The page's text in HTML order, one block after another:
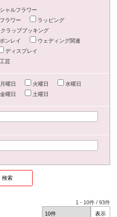
ャルフラワー
ラワー
ラッピング
クラップブッキング
ンレイ
ウェディング関連
ディスプレイ
芸
月曜日 火曜日
水曜日
金曜日 土曜日
1 - 10件 /93件